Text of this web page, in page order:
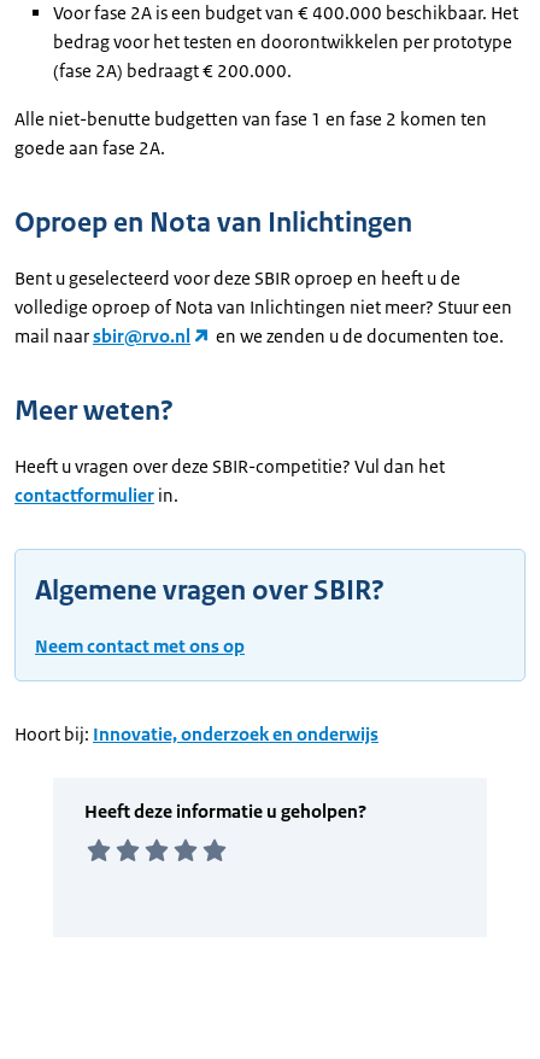
Voor fase 2A is een budget van € 400.000 beschikbaar. Het
bedrag voor het testen en doorontwikkelen per prototype
(fase 2A) bedraagt € 200.000.
Alle niet-benutte budgetten van fase 1 en fase 2 komen ten
goede aan fase 2A.
Oproep en Nota van Inlichtingen
Bent u geselecteerd voor deze SBIR oproep en heeft u de
volledige oproep of Nota van Inlichtingen niet meer? Stuur een
mail naarsbir@rvo.nl en we zenden u de documenten toe.
Meer weten?
Heeft u vragen over deze SBIR-competitie? Vul dan het
contactformulier in.
Algemene vragen over SBIR?
Neem contact met ons op
Hoort bij: Innovatie, onderzoek en onderwijs